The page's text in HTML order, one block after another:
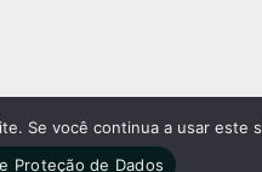
de privacidade|
Se você continua a usar este
Proteção de Dados